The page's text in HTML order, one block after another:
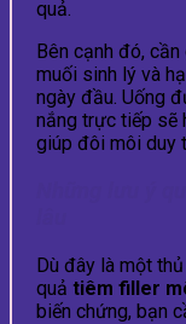
quả.
Bên cạnh đó,
muối sinh lý và
ngày đầu. Uống
nắng trực tiếp sẽ
giúp đôi môi duy
Dù đây là một
quả tiêm filler
biến chứng, bạn